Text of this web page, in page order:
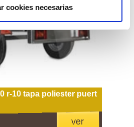
cookies necesarias
r-10 tapa poliester puert
ver